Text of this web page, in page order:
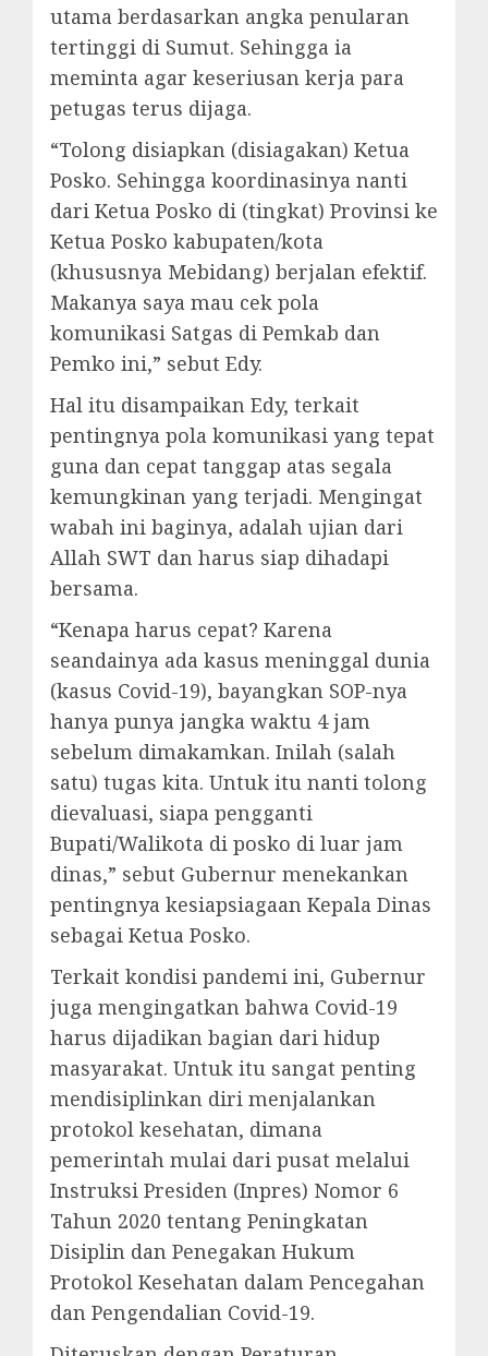
utama berdasarkan angka penularan
tertinggi di Sumut. Sehingga ia
meminta agar keseriusan kerja para
petugas terus dijaga.
“Tolong disiapkan (disiagakan) Ketua
Posko. Sehingga koordinasinya nanti
dari Ketua Posko di (tingkat) Provinsi ke
Ketua Posko kabupaten/kota
(khususnya Mebidang) berjalan efektif.
Makanya saya mau cek pola
komunikasi Satgas di Pemkab dan
Pemko ini,” sebut Edy.
Hal itu disampaikan Edy, terkait
pentingnya pola komunikasi yang tepat
guna dan cepat tanggap atas segala
kemungkinan yang terjadi. Mengingat
wabah ini baginya, adalah ujian dari
Allah SWT dan harus siap dihadapi
bersama.
“Kenapa harus cepat? Karena
seandainya ada kasus meninggal dunia
(kasus Covid-19), bayangkan SOP-nya
hanya punya jangka waktu 4 jam
sebelum dimakamkan. Inilah (salah
satu) tugas kita. Untuk itu nanti tolong
dievaluasi, siapa pengganti
Bupati/Walikota di posko di luar jam
dinas,” sebut Gubernur menekankan
pentingnya kesiapsiagaan Kepala Dinas
sebagai Ketua Posko.
Terkait kondisi pandemi ini, Gubernur
juga mengingatkan bahwa Covid-19
harus dijadikan bagian dari hidup
masyarakat. Untuk itu sangat penting
mendisiplinkan diri menjalankan
protokol kesehatan, dimana
pemerintah mulai dari pusat melalui
Instruksi Presiden (Inpres) Nomor 6
Tahun 2020 tentang Peningkatan
Disiplin dan Penegakan Hukum
Protokol Kesehatan dalam Pencegahan
dan Pengendalian Covid-19.